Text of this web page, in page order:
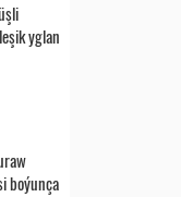
yglan
boýunça